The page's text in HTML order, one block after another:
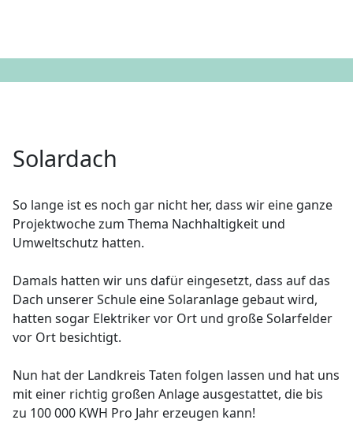
Solardach
So lange ist es noch gar nicht her, dass wir eine ganze
Projektwoche zum Thema Nachhaltigkeit und
Umweltschutz hatten.
Damals hatten wir uns dafür eingesetzt, dass auf das
Dach unserer Schule eine Solaranlage gebaut wird,
hatten sogar Elektriker vor Ort und große Solarfelder
vor Ort besichtigt.
Nun hat der Landkreis Taten folgen lassen und hat uns
mit einer richtig großen Anlage ausgestattet, die bis
zu 100 000 KWH Pro Jahr erzeugen kann!